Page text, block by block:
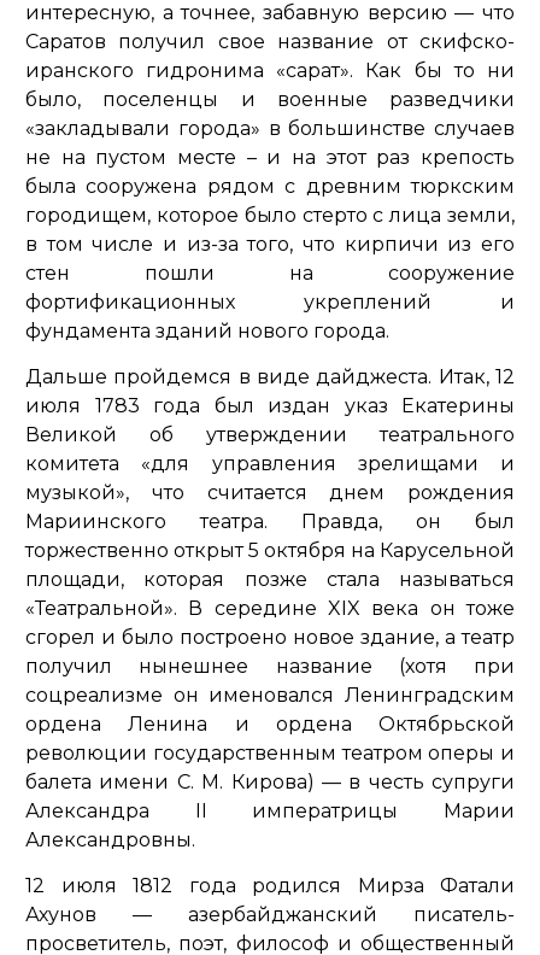
интересную, а точнее, забавную версию — что
Саратов получил свое название от скифско-
иранского гидронима «сарат». Как бы то ни
было, поселенцы и военные разведчики
«закладывали города» в большинстве случаев
не на пустом месте – и на этот раз крепость
была сооружена рядом с древним тюркским
городищем, которое было стерто с лица земли,
в том числе и из-за того, что кирпичи из его
стен пошли на сооружение
фортификационных укреплений и
фундамента зданий нового города.
Дальше пройдемся в виде дайджеста. Итак, 12
июля 1783 года был издан указ Екатерины
Великой об утверждении театрального
комитета «для управления зрелищами и
музыкой», что считается днем рождения
Мариинского театра. Правда, он был
торжественно открыт 5 октября на Карусельной
площади, которая позже стала называться
«Театральной». В середине XIX века он тоже
сгорел и было построено новое здание, а театр
получил нынешнее название (хотя при
соцреализме он именовался Ленинградским
ордена Ленина и ордена Октябрьской
революции государственным театром оперы и
балета имени С. М. Кирова) — в честь супруги
Александра II императрицы Марии
Александровны.
12 июля 1812 года родился Мирза Фатали
Ахунов — азербайджанский писатель-
просветитель, поэт, философ и общественный